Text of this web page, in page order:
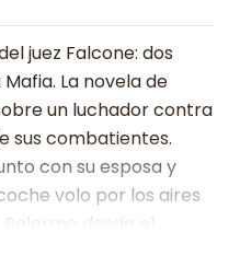
juez Falcone: dos
La novela de
un luchador contra
sus combatientes.
con su esposa y
volo por los aires
Palermo desde el